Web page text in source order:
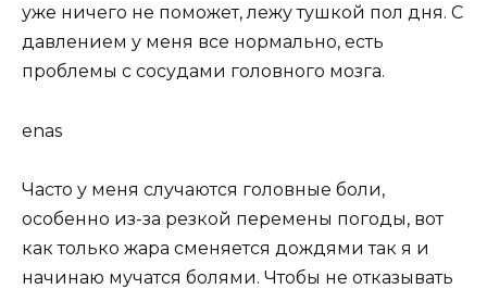
уже ничего не поможет, лежу тушкой пол дня. С
давлением у меня все нормально, есть
проблемы с сосудами головного мозга.
enas
Часто у меня случаются головные боли,
особенно из-за резкой перемены погоды, вот
как только жара сменяется дождями так я и
начинаю мучатся болями. Чтобы не отказывать